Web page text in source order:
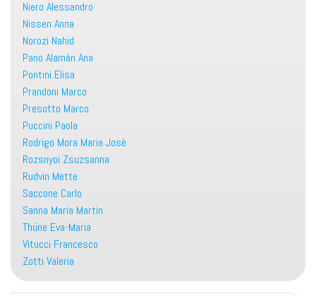
Niero Alessandro
Nissen Anna
Norozi Nahid
Pano Alamán Ana
Pontini Elisa
Prandoni Marco
Presotto Marco
Puccini Paola
Rodrigo Mora Maria Josè
Rozsnyoi Zsuzsanna
Rudvin Mette
Saccone Carlo
Sanna Maria Martin
Thüne Eva-Maria
Vitucci Francesco
Zotti Valeria